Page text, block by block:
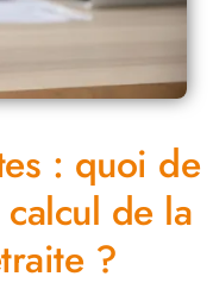
: quoi de
de la
?